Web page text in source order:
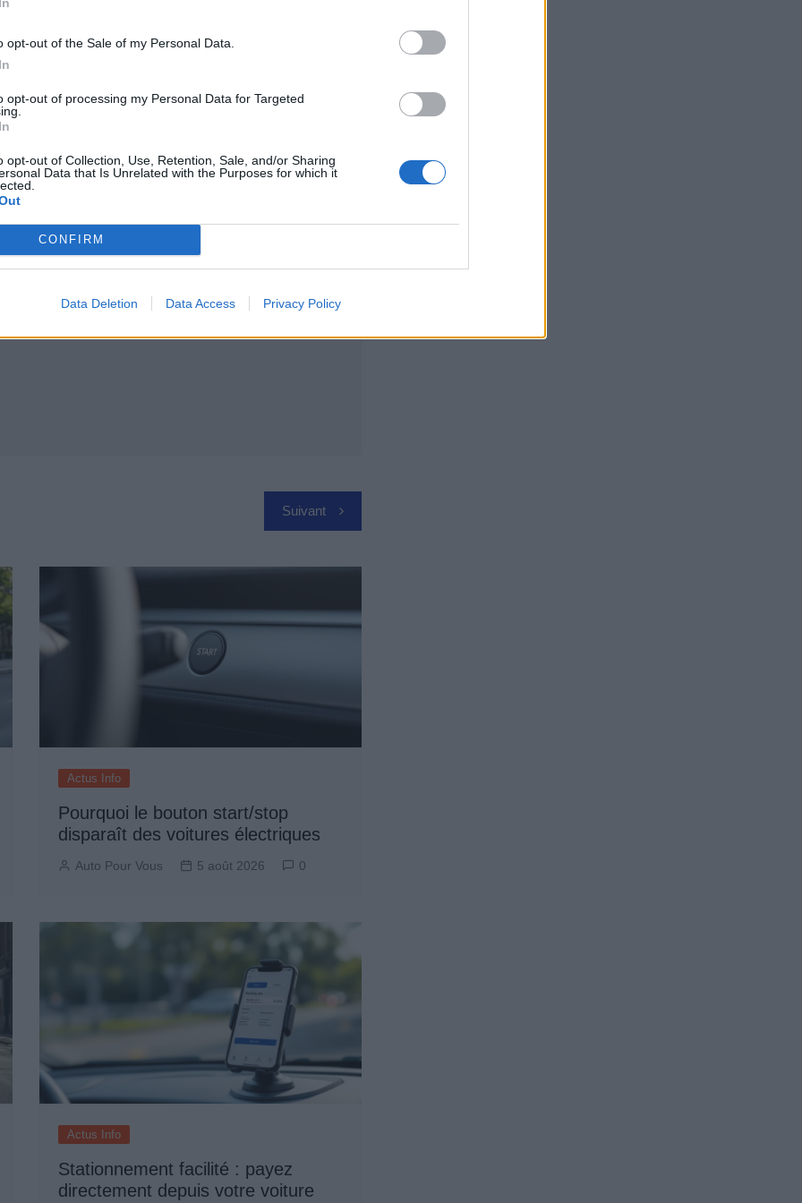
opt-out of the Sale of my Personal Data.
opt-out of processing my Personal Data for Targeted
opt-out of Collection, Use, Retention, Sale, and/or Sharing
Data that Is Unrelated with the Purposes for which it
CONFIRM
Data Deletion Data Access Privacy Policy
préparer votre voiture pour affronter l’hiver en
pneus, de votre liquide de refroidissement, de
est essentielle pour éviter les problèmes
à portée de main peut vous aider à faire
hivernale.
Suivant
Actus Info
Pourquoi le bouton start/stop
disparaît des voitures électriques
Auto Pour Vous 5 août 2026 0
Actus Info
Stationnement facilité : payez
directement depuis votre voiture